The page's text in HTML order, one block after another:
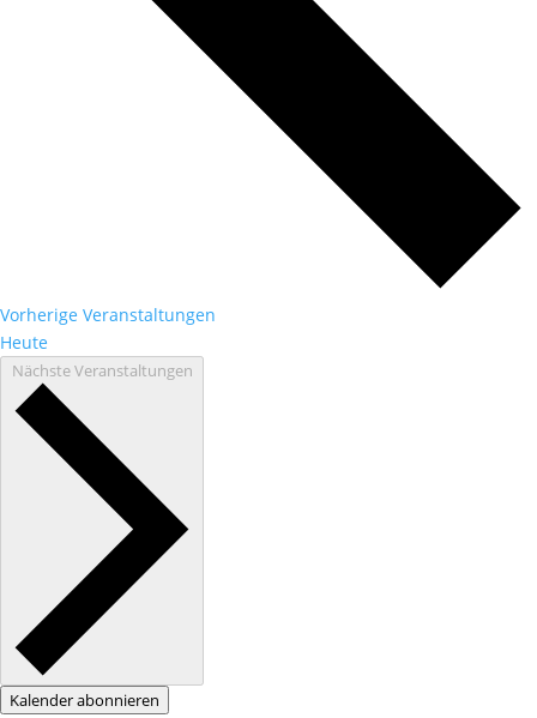
Vorherige Veranstaltungen
Heute
NächsteVeranstaltungen
Kalender abonnieren